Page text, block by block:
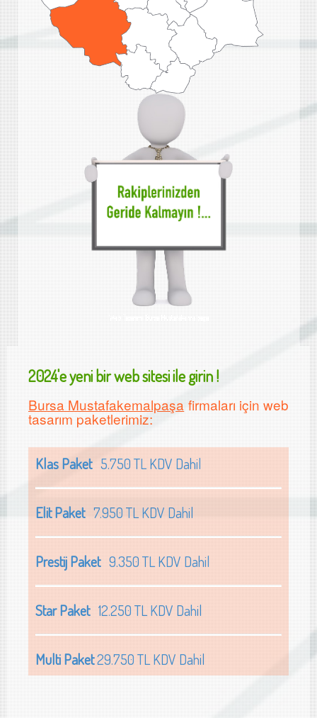
Web Tasarımı Bursa Mustafakemalpaşa
2024'e yeni bir web sitesi ile girin !
Bursa Mustafakemalpaşafirmaları için web
tasarım paketlerimiz:
Klas Paket5.750 TL KDV Dahil
Elit Paket7.950 TL KDV Dahil
Prestij Paket9.350 TL KDV Dahil
Star Paket12.250 TL KDV Dahil
Multi Paket29.750 TL KDV Dahil